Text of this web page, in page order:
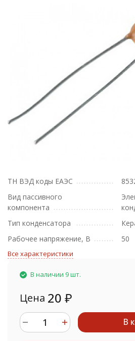
ТН ВЭД коды ЕАЭС
Вид пассивного
компонента
Тип конденсатора
Рабочее напряжение, В
50
Все характеристики
В наличии 9 шт.
Цена 20 ₽
В